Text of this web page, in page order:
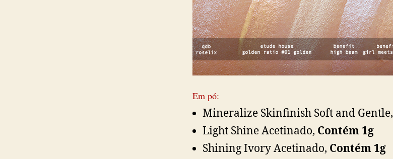
Em pó:
Mineralize Skinfinish Soft and Gentle,
Light Shine Acetinado, Contém 1g
Shining Ivory Acetinado, Contém 1g